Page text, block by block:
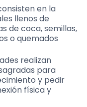
en la
llenos de
de coca, semillas,
o quemados
realizan
para
y pedir
física y